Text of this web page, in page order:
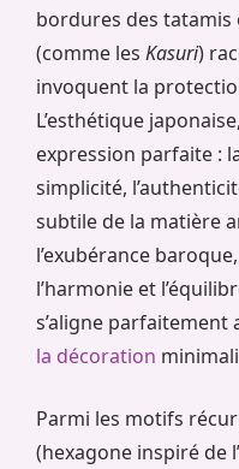
bordures des tatamis
(comme les Kasuri)
invoquent la
L’esthétique
expression parfaite :
simplicité,
subtile de la matière
l’exubérance
l’harmonie et
s’aligne parfaitement
la décoration
Parmi les motifs
(hexagone inspiré de